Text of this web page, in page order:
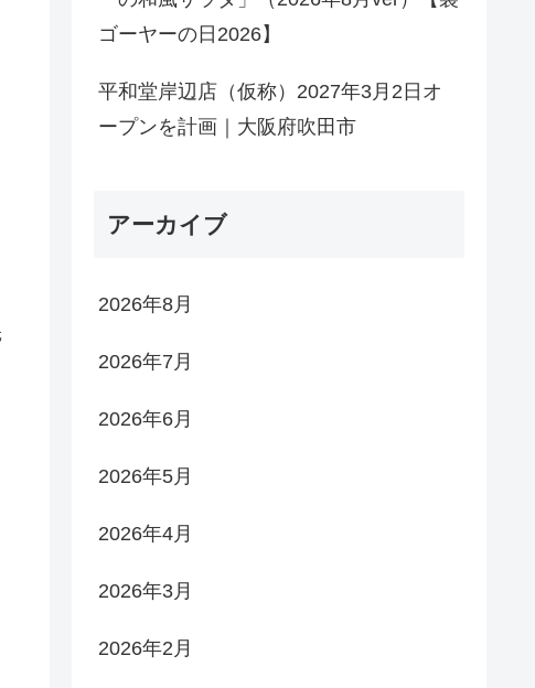
ゴーヤーの日2026】
平和堂岸辺店（仮称）2027年3月2日オ
ープンを計画｜大阪府吹田市
アーカイブ
2026年8月
2026年7月
2026年6月
2026年5月
2026年4月
2026年3月
2026年2月